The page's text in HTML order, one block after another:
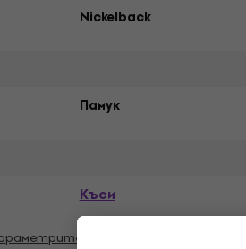
Nickelback
Памук
Къси